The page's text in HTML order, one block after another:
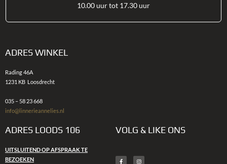
10.00 uur tot 17.30 uur
ADRES WINKEL
Rading 46A
1231 KB Loosdrecht
035 – 58 23 668
info@linnerieannelies.nl
ADRES LOODS 106
UITSLUITEND OP AFSPRAAK TE
BEZOEKEN
VOLG & LIKE ONS